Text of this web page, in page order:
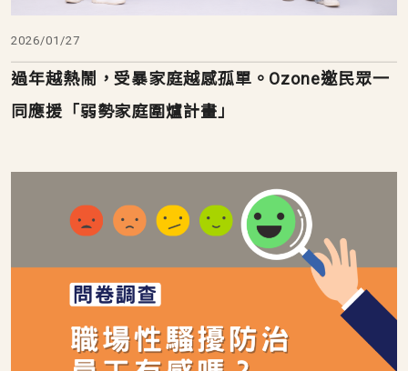
2026/01/27
過年越熱鬧，受暴家庭越感孤單。Ozone邀民眾一
同應援「弱勢家庭圍爐計畫」